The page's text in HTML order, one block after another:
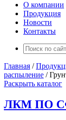
О компании
Продукция
Новости
Контакты
Главная /
распыление /
Раскрыть каталог
ЛКМ ПО